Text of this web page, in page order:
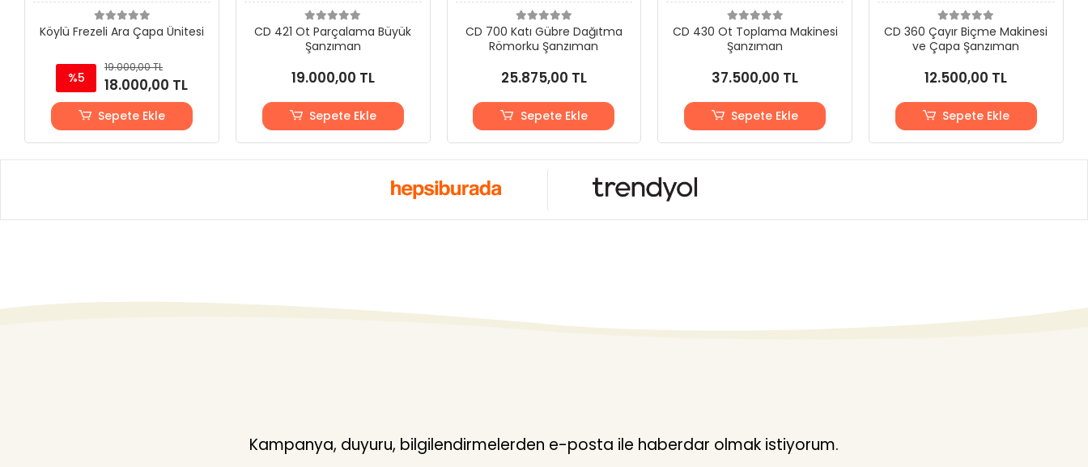
Köylü Frezeli Ara Çapa Ünitesi
%5
19.000,00 TL
18.000,00 TL
Sepete Ekle
CD 421 Ot Parçalama Büyük
Şanzıman
19.000,00 TL
Sepete Ekle
CD 700 Katı Gübre Dağıtma
Römorku Şanzıman
25.875,00 TL
Sepete Ekle
CD 430 Ot Toplama Makinesi
Şanzıman
37.500,00 TL
Sepete Ekle
CD 360 Çayır Biçme Makinesi
ve Çapa Şanzıman
12.500,00 TL
Sepete Ekle
Kampanya, duyuru, bilgilendirmelerden e-posta ile haberdar olmak istiyorum.